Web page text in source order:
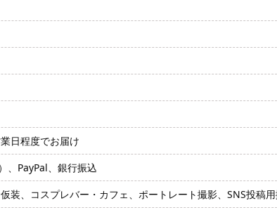
日程度でお届け
、PayPal、銀行振込
装、コスプレバー・カフェ、ポートレート撮影、SNS投稿